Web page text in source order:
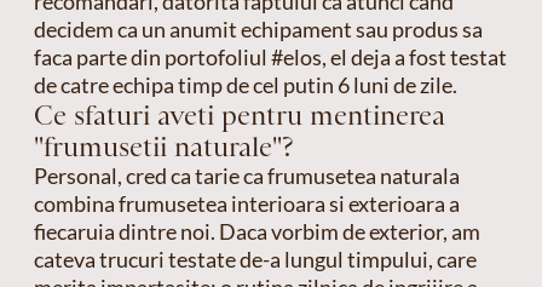
decidem ca un anumit echipament sau produs sa
faca parte din portofoliul #elos, el deja a fost testat
de catre echipa timp de cel putin 6 luni de zile.
Ce sfaturi aveti pentru mentinerea
"frumusetii naturale"?
Personal, cred ca tarie ca frumusetea naturala
combina frumusetea interioara si exterioara a
fiecaruia dintre noi. Daca vorbim de exterior, am
cateva trucuri testate de-a lungul timpului, care